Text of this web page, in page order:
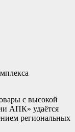
с высокой
АПК» удаётся
региональных